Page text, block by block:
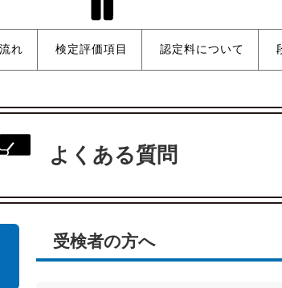
れ 検定評価項目 認定料について
よくある質問
受検者の方へ